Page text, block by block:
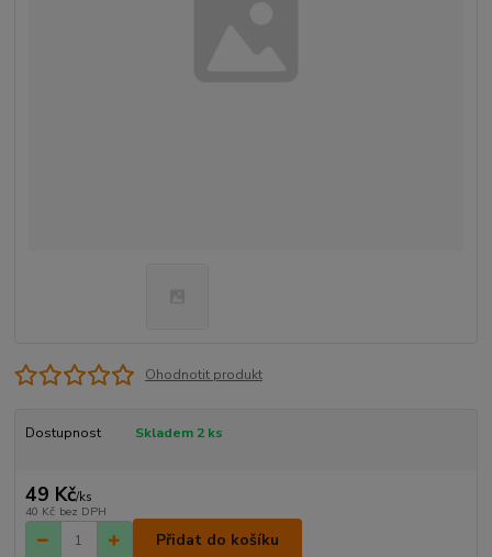
Ohodnotit produkt
Dostupnost Skladem 2 ks
49 Kč/ks
40 Kč bez DPH
Přidat do košíku